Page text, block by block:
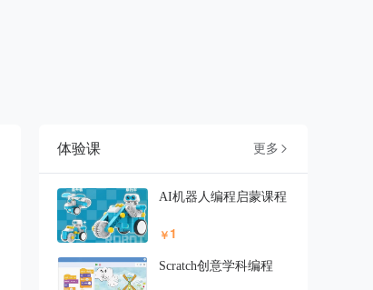
体验课 更多 
AI机器人编程启蒙课程
￥1
Scratch创意学科编程